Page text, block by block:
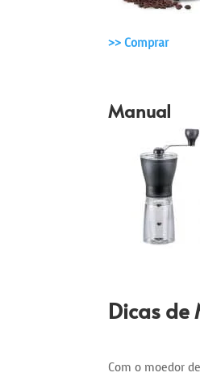
>> Comprar
Manual
Dicas de
Com o moedor